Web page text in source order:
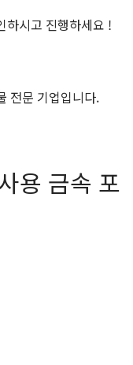
하시고 진행하세요 !
전문 기업입니다.
용 금속 포